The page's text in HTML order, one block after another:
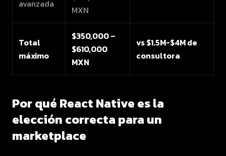
avanzada
MXN
Total
máximo
$350,000 –
$610,000
MXN
vs $1.5M-$4M de
consultora
Por qué React Native es la
elección correcta para un
marketplace